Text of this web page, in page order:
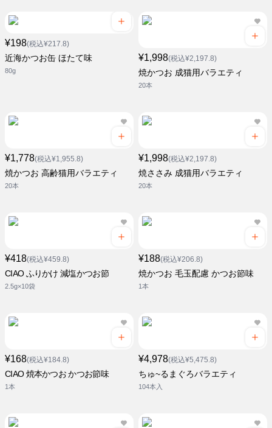
¥198(税込¥217.8)
近海かつお缶 ほたて味
80g
¥1,998(税込¥2,197.8)
焼かつお 成猫用バラエティ
20本
¥1,778(税込¥1,955.8)
焼かつお 高齢猫用バラエティ
20本
¥1,998(税込¥2,197.8)
焼ささみ 成猫用バラエティ
20本
¥418(税込¥459.8)
CIAO ふりかけ 減塩かつお節
2.5g×10袋
¥188(税込¥206.8)
焼かつお 毛玉配慮 かつお節味
1本
¥168(税込¥184.8)
CIAO 焼本かつお かつお節味
1本
¥4,978(税込¥5,475.8)
ちゅ~るまぐろバラエティ
104本入